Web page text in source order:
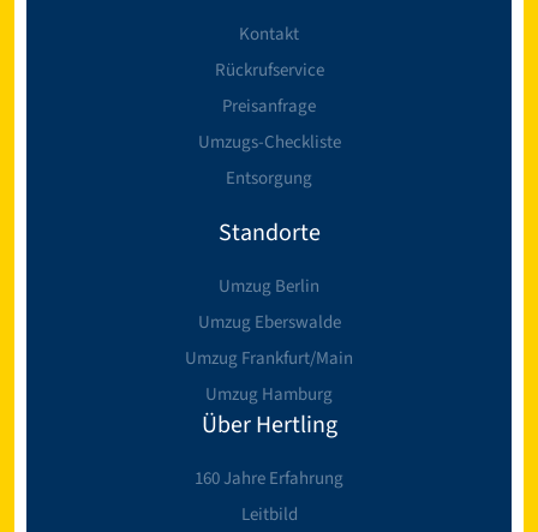
Kontakt
Rückrufservice
Preisanfrage
Umzugs-Checkliste
Entsorgung
Standorte
Umzug Berlin
Umzug Eberswalde
Umzug Frankfurt/Main
Umzug Hamburg
Über Hertling
160 Jahre Erfahrung
Leitbild